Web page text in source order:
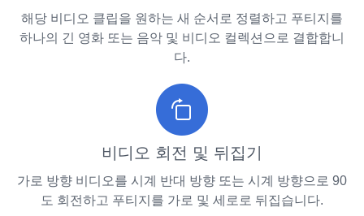
해당 비디오 클립을 원하는 새 순서로 정렬하고 푸티지를
하나의 긴 영화 또는 음악 및 비디오 컬렉션으로 결합합니
다.
비디오 회전 및 뒤집기
가로 방향 비디오를 시계 반대 방향 또는 시계 방향으로 90
도 회전하고 푸티지를 가로 및 세로로 뒤집습니다.